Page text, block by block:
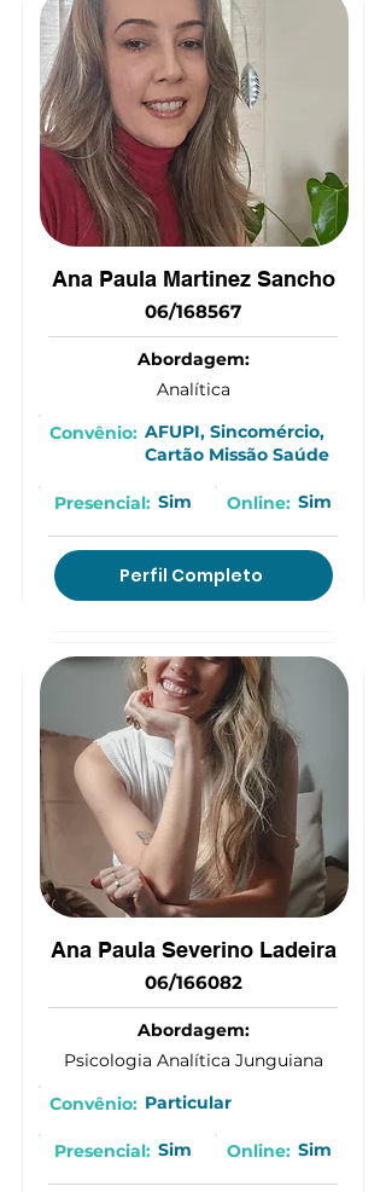
(15) 996760791
Ana Paula Martinez Sancho
06/168567
Abordagem:
Analítica
Convênio: AFUPI, Sincomércio,
Cartão Missão Saúde
Presencial: Sim Online: Sim
Perfil Completo
(15) 9 9833-9877
Ana Paula Severino Ladeira
06/166082
Abordagem:
Psicologia Analítica Junguiana
Convênio: Particular
Presencial: Sim Online: Sim